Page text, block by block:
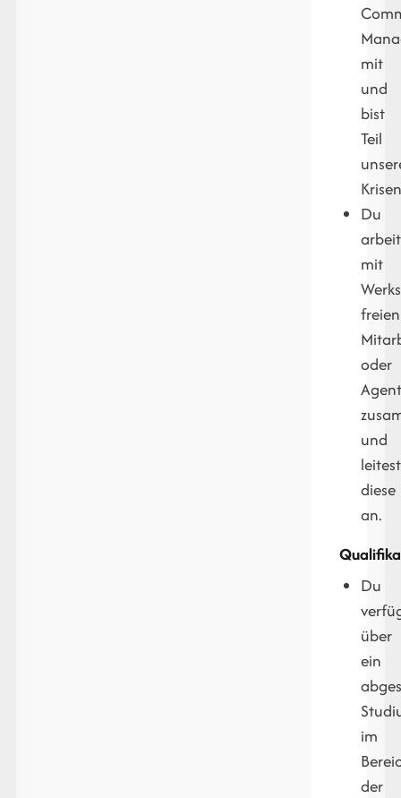
mit
und
bist
Teil
Du
mit
freien
oder
und
leitest
diese
an.
Du
über
ein
im
der